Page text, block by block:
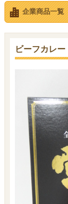
企業商品一覧
ビーフカレー